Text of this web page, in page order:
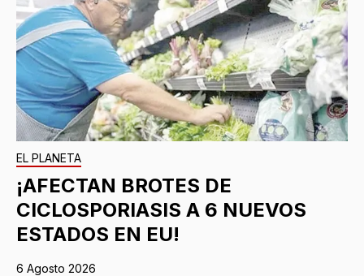
EL PLANETA
¡AFECTAN BROTES DE
CICLOSPORIASIS A 6 NUEVOS
ESTADOS EN EU!
6 Agosto 2026